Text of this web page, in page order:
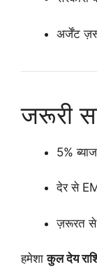
अर्जेंट
जरूरी
5%
देर से
ज़रूरत से
हमेशाकुल देय